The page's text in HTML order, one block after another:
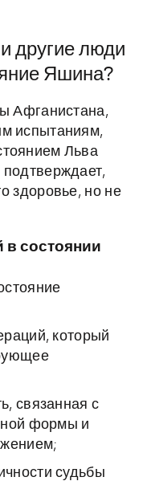
другие люди
Яшина?
Афганистана,
испытаниям,
Льва
здоровье, но не
в состоянии
который
связанная с
формы и
судьбы